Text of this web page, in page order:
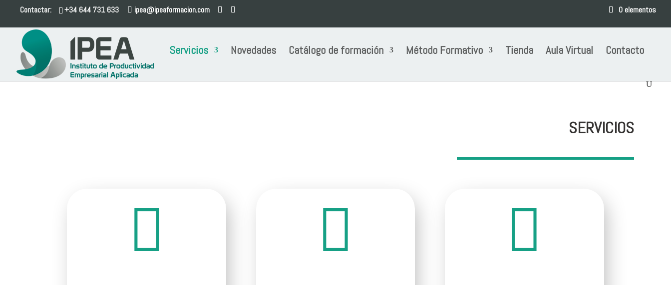
Contactar: +34 644 731 633 ipea@ipeaformacion.com 0 elementos
Servicios Novedades Catálogo de formación Método Formativo Tienda Aula Virtual Contacto
SERVICIOS
  